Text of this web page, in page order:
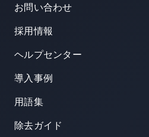
お問い合わせ
採用情報
ヘルプセンター
導入事例
用語集
除去ガイド